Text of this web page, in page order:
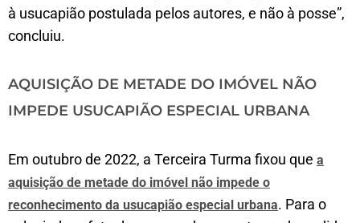
à usucapião postulada pelos autores, e não à posse”,
concluiu.
AQUISIÇÃO DE METADE DO IMÓVEL NÃO
IMPEDE USUCAPIÃO ESPECIAL URBANA
Em outubro de 2022, a Terceira Turma fixou que a
aquisição de metade do imóvel não impede o
reconhecimento da usucapião especial urbana. Para o